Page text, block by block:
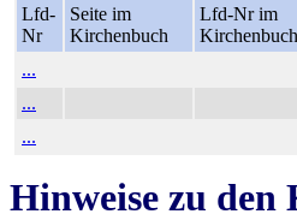
Lfd-
Nr
Seite im
Kirchenbuch
Lfd-Nr im
Kirchenbuch
...
...
...
Hinweise zu